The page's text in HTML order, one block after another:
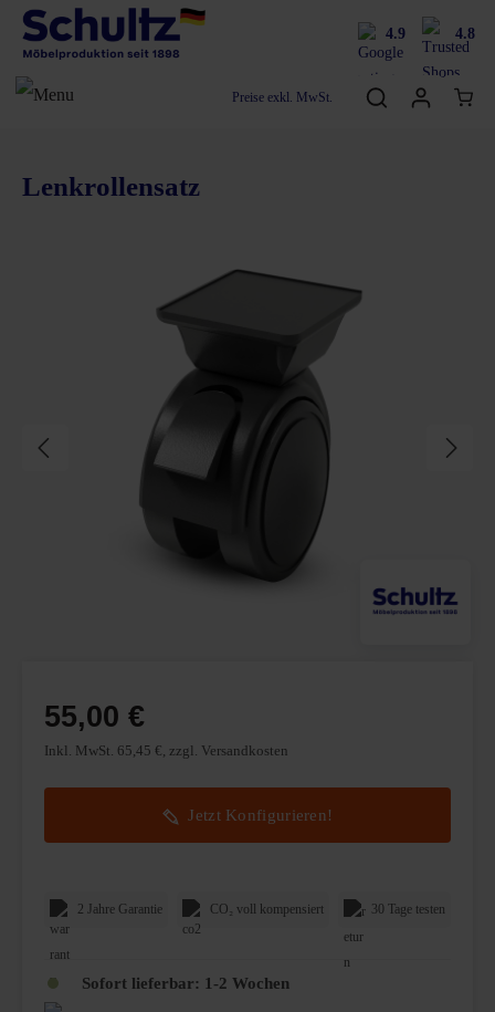
4.9 4.8
Preise exkl. MwSt.
Lenkrollensatz
2 Jahre Garantie CO₂ voll kompensiert 30 Tage testen
Sofort lieferbar: 1-2 Wochen
55,00 €
Inkl. MwSt. 65,45 €, zzgl. Versandkosten
Jetzt Konfigurieren!